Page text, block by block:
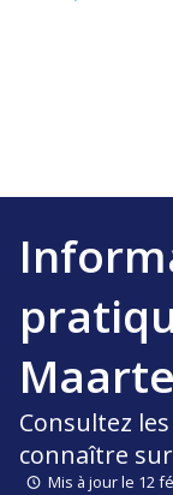
Consultez
connaître
Mis à jour le 12